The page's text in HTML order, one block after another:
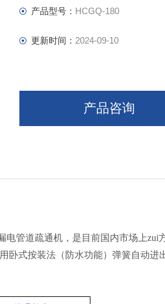
产品型号： HCGQ-180
更新时间： 2024-09-10
产品咨询
电管道疏通机，是目前国内市场上zui
卧式按装法（防水功能）弹簧自动进